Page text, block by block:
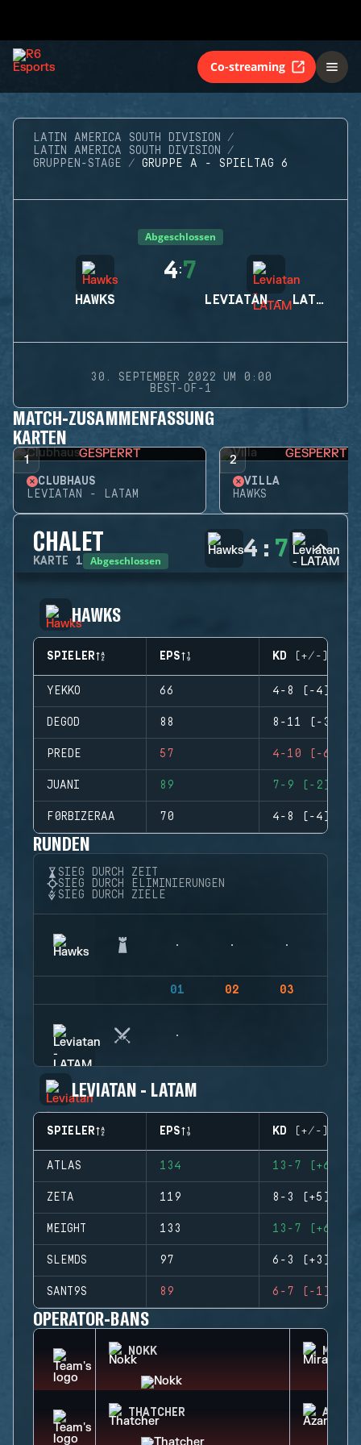
Co-streaming
LATIN AMERICA SOUTH DIVISION
LATIN AMERICA SOUTH DIVISION
GRUPPEN-STAGE
GRUPPE A - SPIELTAG 6
Abgeschlossen
HAWKS
4:7
LEVIATAN - LATAM
30. SEPTEMBER 2022 UM 0:00
BEST-OF-1
MATCH-ZUSAMMENFASSUNG
KARTEN
1 GESPERRT
CLUBHAUS
LEVIATAN - LATAM
2 GESPERRT
VILLA
HAWKS
CHALET
KARTE 1 Abgeschlossen 4 : 7
HAWKS
SPIELER EPS KD (+/-)
YEKKO 66 4-8 (-4)
DEGOD 88 8-11 (-3)
PREDE 57 4-10 (-6)
JUANI 89 7-9 (-2)
F0RBIZERAA 70 4-8 (-4)
RUNDEN
SIEG DURCH ZEIT
SIEG DURCH ELIMINIERUNGEN
SIEG DURCH ZIELE
01 02 03
LEVIATAN - LATAM
SPIELER EPS KD (+/-)
ATLAS 134 13-7 (+6)
ZETA 119 8-3 (+5)
MEIGHT 133 13-7 (+6)
SLEMDS 97 6-3 (+3)
SANT9S 89 6-7 (-1)
OPERATOR-BANS
NOKK MIRA
THATCHER AZAMI